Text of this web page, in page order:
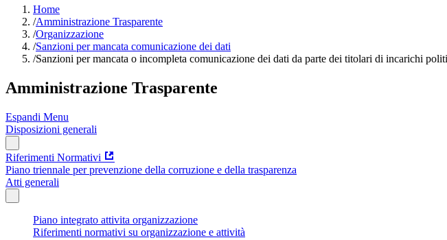
Home
/Amministrazione Trasparente
/Organizzazione
/Sanzioni per mancata comunicazione dei dati
/Sanzioni per mancata o incompleta comunicazione dei dati da parte dei titolari di incarichi
Amministrazione Trasparente
Espandi Menu
Disposizioni generali
Riferimenti Normativi
Piano triennale per prevenzione della corruzione e della trasparenza
Atti generali
Piano integrato attivita organizzazione
Riferimenti normativi su organizzazione e attività